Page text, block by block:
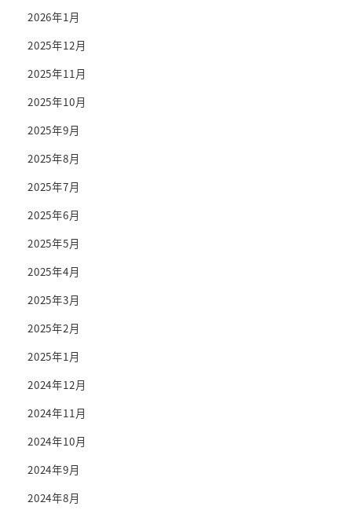
2026年1月
2025年12月
2025年11月
2025年10月
2025年9月
2025年8月
2025年7月
2025年6月
2025年5月
2025年4月
2025年3月
2025年2月
2025年1月
2024年12月
2024年11月
2024年10月
2024年9月
2024年8月